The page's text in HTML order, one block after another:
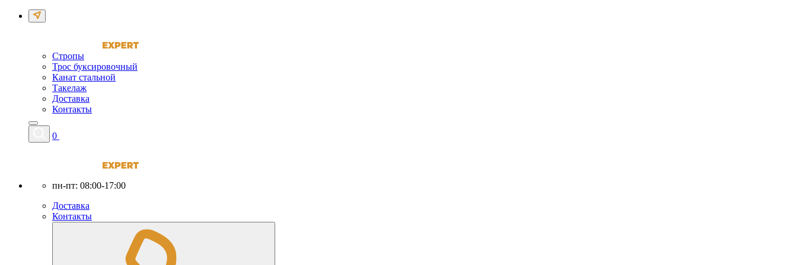
Стропы
Трос буксировочный
Канат стальной
Такелаж
Доставка
Контакты
0
пн-пт: 08:00-17:00
Доставка
Контакты